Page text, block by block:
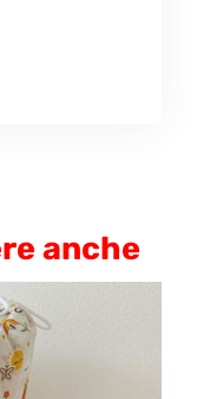
anche